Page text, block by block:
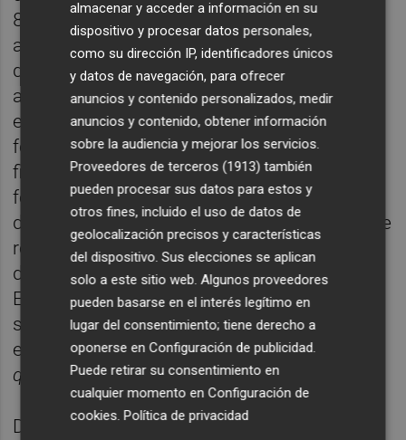
80% de los recursos se reparten
actualmente en función de las necesidades
de gasto calculadas a partir de la población
ajustada, el modelo contiene otros
elementos que no está claro que vayan a
formar parte del nuevo modelo de
financiación. Se trata de un conjunto de
fondos, como el de Suficiencia global o los
de Convergencia, en función de los cuales se
realizan unas transferencias redistributivas
de unas CCAA a otras o de estas con el
Estado en las que la Comunitat Valenciana
sale claramente perjudicada porque están
encaminadas al mantenimiento del statu
quo
De ahí que el comité de expertos del Consell
almacenar y acceder a información en su
dispositivo y procesar datos personales,
como su dirección IP, identificadores únicos
y datos de navegación, para ofrecer
anuncios y contenido personalizados, medir
anuncios y contenido, obtener información
sobre la audiencia y mejorar los servicios.
Proveedores de terceros (1913) también
pueden procesar sus datos para estos y
otros fines, incluido el uso de datos de
geolocalización precisos y características
del dispositivo. Sus elecciones se aplican
solo a este sitio web. Algunos proveedores
pueden basarse en el interés legítimo en
lugar del consentimiento; tiene derecho a
oponerse enConfiguración de publicidad
Puede retirar su consentimiento en
cualquier momento enConfiguración de
cookies .Política de privacidad